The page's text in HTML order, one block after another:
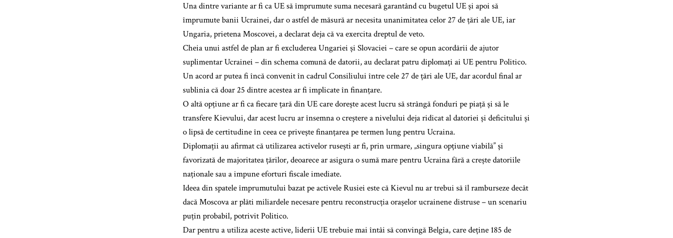
Una dintre variante ar fi ca UE să împrumute suma necesară garantând cu bugetul UE și apoi să
împrumute banii Ucrainei, dar o astfel de măsură ar necesita unanimitatea celor 27 de țări ale UE, iar
Ungaria, prietena Moscovei, a declarat deja că va exercita dreptul de veto.
Cheia unui astfel de plan ar fi excluderea Ungariei și Slovaciei – care se opun acordării de ajutor
suplimentar Ucrainei – din schema comună de datorii, au declarat patru diplomați ai UE pentru Politico.
Un acord ar putea fi încă convenit în cadrul Consiliului între cele 27 de țări ale UE, dar acordul final ar
sublinia că doar 25 dintre acestea ar fi implicate în finanțare.
O altă opțiune ar fi ca fiecare țară din UE care dorește acest lucru să strângă fonduri pe piață și să le
transfere Kievului, dar acest lucru ar însemna o creștere a nivelului deja ridicat al datoriei și deficitului și
o lipsă de certitudine în ceea ce privește finanțarea pe termen lung pentru Ucraina.
Diplomații au afirmat că utilizarea activelor rusești ar fi, prin urmare, „singura opțiune viabilă” și
favorizată de majoritatea țărilor, deoarece ar asigura o sumă mare pentru Ucraina fără a crește datoriile
naționale sau a impune eforturi fiscale imediate.
Ideea din spatele împrumutului bazat pe activele Rusiei este că Kievul nu ar trebui să îl ramburseze decât
dacă Moscova ar plăti miliardele necesare pentru reconstrucția orașelor ucrainene distruse – un scenariu
puțin probabil, potrivit Politico.
Dar pentru a utiliza aceste active, liderii UE trebuie mai întâi să convingă Belgia, care deține 185 de